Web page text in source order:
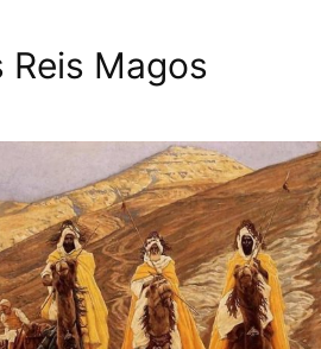
Reis Magos